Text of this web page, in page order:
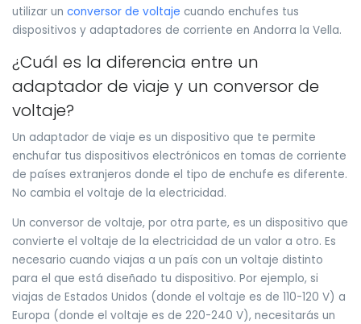
utilizar un conversor de voltaje cuando enchufes tus
dispositivos y adaptadores de corriente en Andorra la Vella.
¿Cuál es la diferencia entre un
adaptador de viaje y un conversor de
voltaje?
Un adaptador de viaje es un dispositivo que te permite
enchufar tus dispositivos electrónicos en tomas de corriente
de países extranjeros donde el tipo de enchufe es diferente.
No cambia el voltaje de la electricidad.
Un conversor de voltaje, por otra parte, es un dispositivo que
convierte el voltaje de la electricidad de un valor a otro. Es
necesario cuando viajas a un país con un voltaje distinto
para el que está diseñado tu dispositivo. Por ejemplo, si
viajas de Estados Unidos (donde el voltaje es de 110-120 V) a
Europa (donde el voltaje es de 220-240 V), necesitarás un